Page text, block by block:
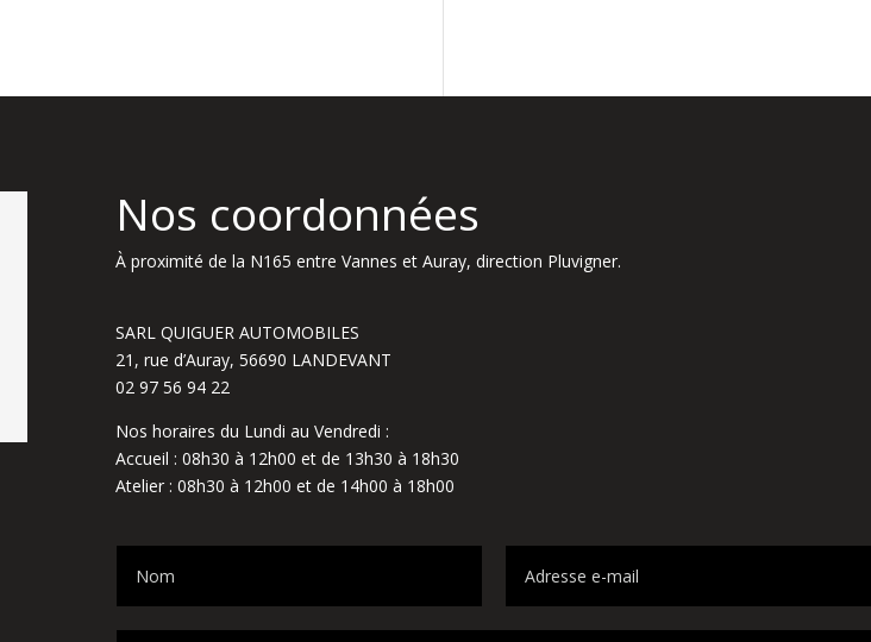
Nos coordonnées
À proximité de la N165 entre Vannes et Auray, direction Pluvigner.
SARL QUIGUER AUTOMOBILES
21, rue d’Auray, 56690 LANDEVANT
02 97 56 94 22
Nos horaires du Lundi au Vendredi :
Accueil : 08h30 à 12h00 et de 13h30 à 18h30
Atelier : 08h30 à 12h00 et de 14h00 à 18h00